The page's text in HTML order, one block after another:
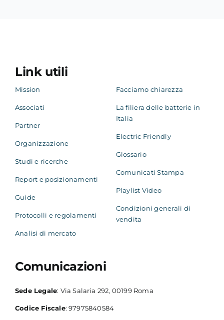
Link utili
Mission
Associati
Partner
Organizzazione
Studi e ricerche
Report e posizionamenti
Guide
Protocolli e regolamenti
Analisi di mercato
Facciamo chiarezza
La filiera delle batterie in
Italia
Electric Friendly
Glossario
Comunicati Stampa
Playlist Video
Condizioni generali di
vendita
Comunicazioni
Sede Legale: Via Salaria 292, 00199 Roma
Codice Fiscale: 97975840584